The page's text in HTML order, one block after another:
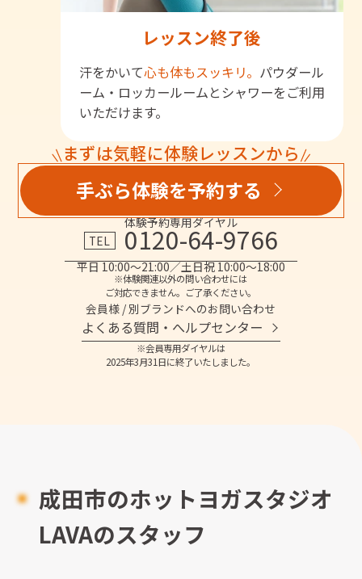
レッスン終了後
汗をかいて心も体もスッキリ。 パウダール
ーム・ロッカールームとシャワーをご利用
いただけます。
まずは気軽に体験レッスンから
手ぶら体験を予約する
体験予約専用ダイヤル
TEL
0120-64-9766
平日 10:00～21:00／土日祝 10:00～18:00
※体験関連以外の問い合わせには
ご対応できません。ご了承ください。
会員様 / 別ブランドへのお問い合わせ
よくある質問・へルプセンター
※会員専用ダイヤルは
2025年3月31日に終了いたしました。
成田市のホットヨガスタジオ
LAVAのスタッフ